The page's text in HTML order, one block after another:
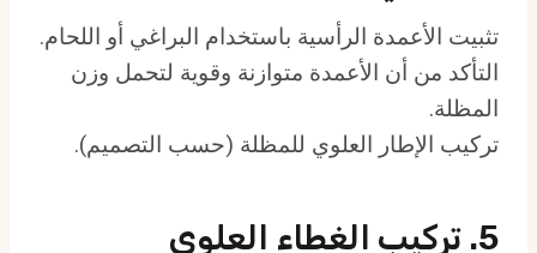
تثبيت الأعمدة الرأسية باستخدام البراغي أو اللحام.
التأكد من أن الأعمدة متوازنة وقوية لتحمل وزن
المظلة.
تركيب الإطار العلوي للمظلة (حسب التصميم).
5. تركيب الغطاء العلوي